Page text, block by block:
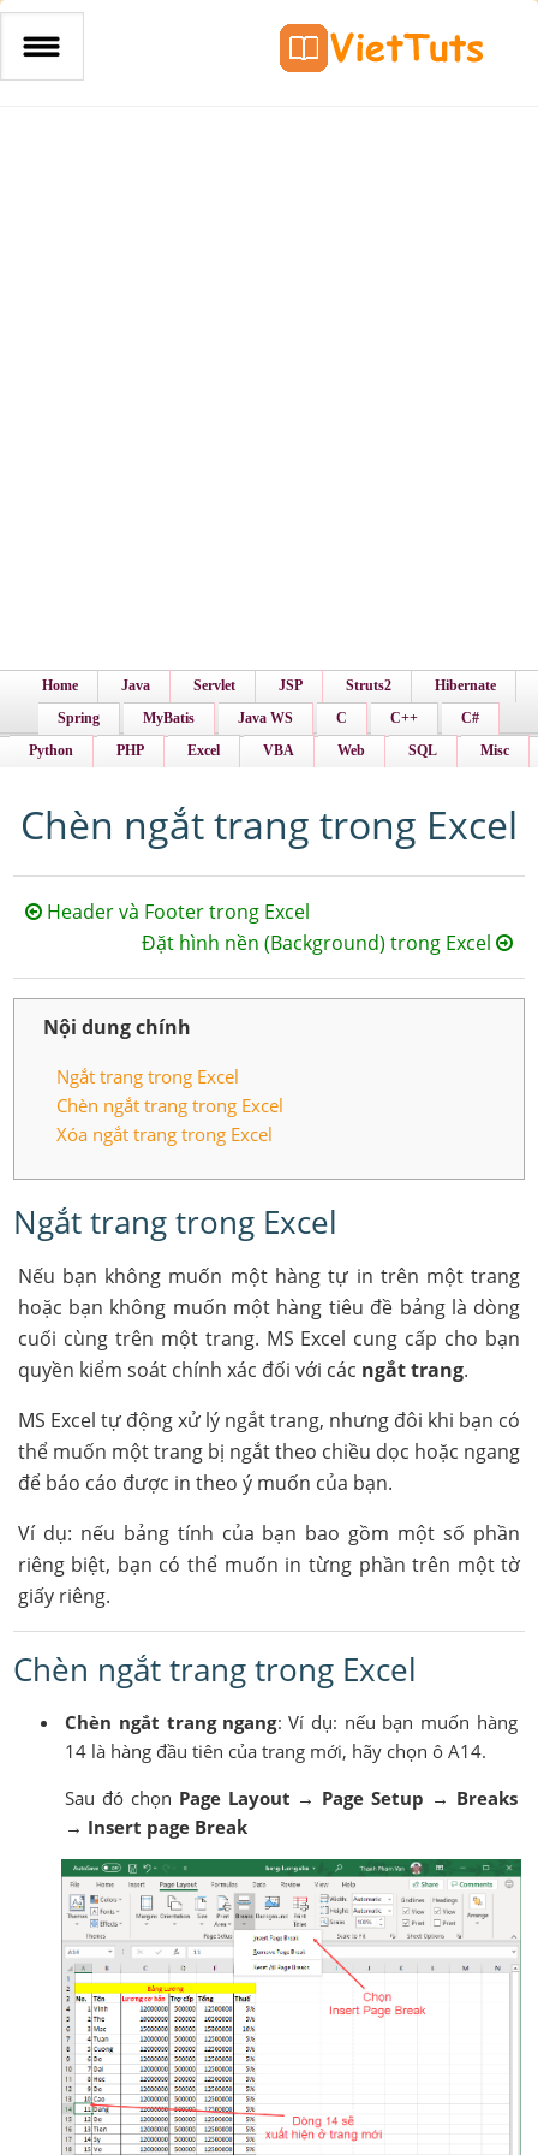
Home Java Servlet JSP Struts2
Hibernate
Spring
MyBatis Java WS C C++
C#
Python
PHP Excel VBA Web SQL Misc
Chèn ngắt trang trong Excel
Header và Footer trong Excel
Đặt hình nền (Background) trong Excel
Nội dung chính
Ngắt trang trong Excel
Chèn ngắt trang trong Excel
Xóa ngắt trang trong Excel
Ngắt trang trong Excel
Nếu bạn không muốn một hàng tự in trên một trang
hoặc bạn không muốn một hàng tiêu đề bảng là dòng
cuối cùng trên một trang. MS Excel cung cấp cho bạn
quyền kiểm soát chính xác đối với các ngắt trang.
MS Excel tự động xử lý ngắt trang, nhưng đôi khi bạn có
thể muốn một trang bị ngắt theo chiều dọc hoặc ngang
để báo cáo được in theo ý muốn của bạn.
Ví dụ: nếu bảng tính của bạn bao gồm một số phần
riêng biệt, bạn có thể muốn in từng phần trên một tờ
giấy riêng.
Chèn ngắt trang trong Excel
Chèn ngắt trang ngang: Ví dụ: nếu bạn muốn hàng
14 là hàng đầu tiên của trang mới, hãy chọn ô A14.
Sau đó chọn Page Layout → Page Setup → Breaks
→ Insert page Break